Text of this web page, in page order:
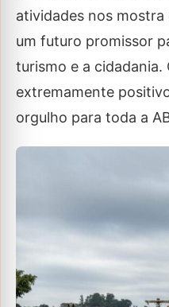
atividades nos
um futuro promissor
turismo e a cidadania.
extremamente
orgulho para toda a